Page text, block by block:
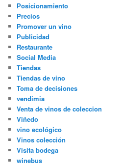
Posicionamiento
Precios
Promover un vino
Publicidad
Restaurante
Social Media
Tiendas
Tiendas de vino
Toma de decisiones
vendimia
Venta de vinos de coleccion
Viñedo
vino ecológico
Vinos colección
Visita bodega
winebus